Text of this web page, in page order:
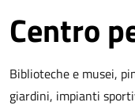
Centro
Biblioteche e musei,
giardini, impianti